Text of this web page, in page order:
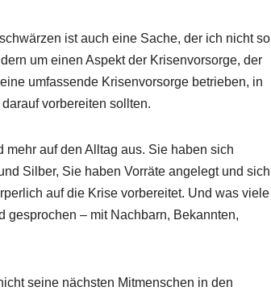
ist auch eine Sache, der ich nicht so
um einen Aspekt der Krisenvorsorge, der
umfassende Krisenvorsorge betrieben, in
vorbereiten sollten.
auf den Alltag aus. Sie haben sich
Silber, Sie haben Vorräte angelegt und sich
auf die Krise vorbereitet. Und was viele
gesprochen – mit Nachbarn, Bekannten,
seine nächsten Mitmenschen in den